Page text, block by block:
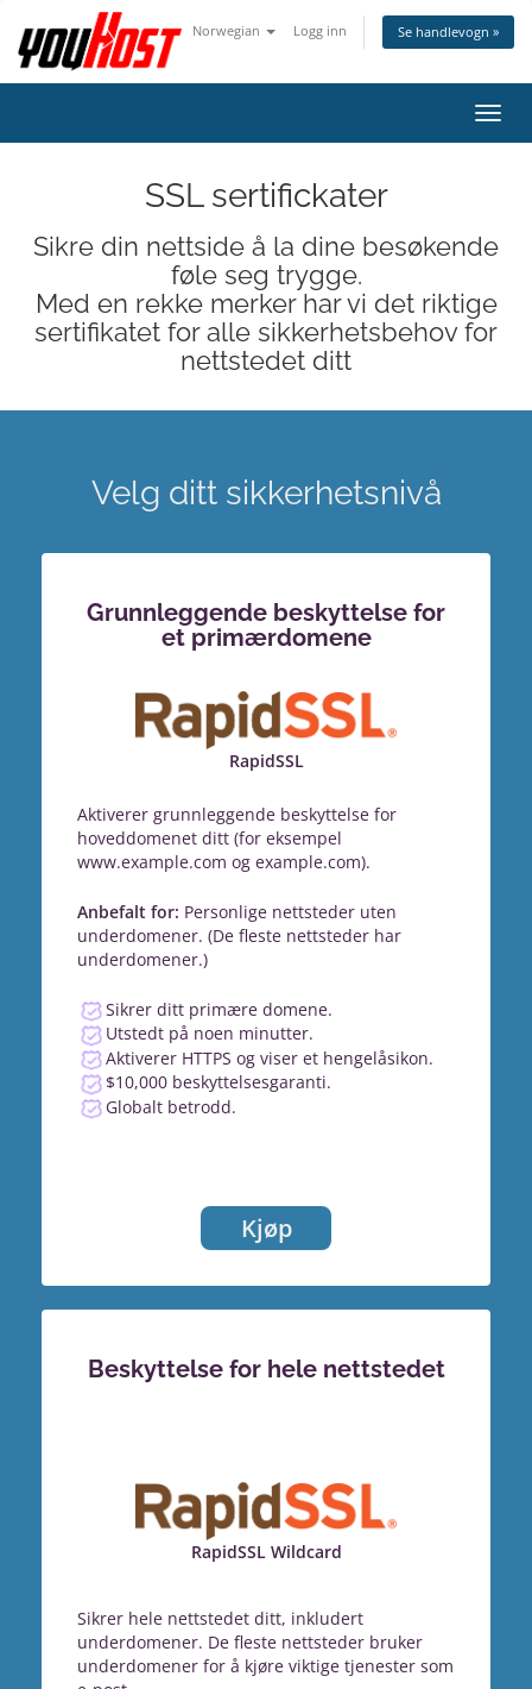
Norwegian Logg inn Se handlevogn »
Bytt
SSL sertifickater
Sikre din nettside å la dine besøkende
føle seg trygge.
Med en rekke merker har vi det riktige
sertifikatet for alle sikkerhetsbehov for
nettstedet ditt
Velg ditt sikkerhetsnivå
Grunnleggende beskyttelse for
et primærdomene
RapidSSL
Aktiverer grunnleggende beskyttelse for
hoveddomenet ditt (for eksempel
www.example.com og example.com).
Anbefalt for: Personlige nettsteder uten
underdomener. (De fleste nettsteder har
underdomener.)
Sikrer ditt primære domene.
Utstedt på noen minutter.
Aktiverer HTTPS og viser et hengelåsikon.
$10,000 beskyttelsesgaranti.
Globalt betrodd.
Kjøp
Beskyttelse for hele nettstedet
RapidSSL Wildcard
Sikrer hele nettstedet ditt, inkludert
underdomener. De fleste nettsteder bruker
underdomener for å kjøre viktige tjenester som